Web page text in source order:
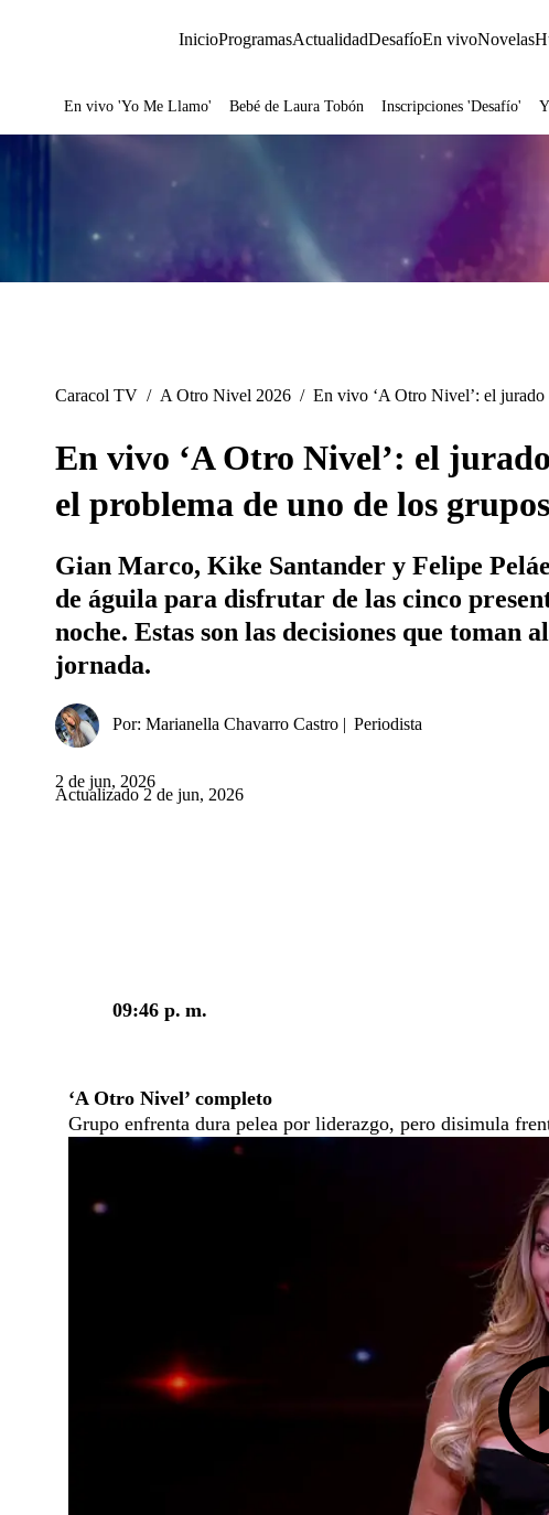
InicioProgramasActualidadDesafíoEn vivoNovelas
Juegos
En vivo 'Yo Me Llamo' Bebé de Laura Tobón Inscripciones 'Desafío'
Caracol TV / A Otro Nivel 2026 / En vivo ‘A Otro Nivel’: el jurado
En vivo ‘A Otro Nivel’: el
el problema de uno de los grupos
Gian Marco, Kike Santander y Felipe
de águila para disfrutar de las cinco
noche. Estas son las decisiones que toman
jornada.
Por: Marianella Chavarro Castro Periodista
2 de jun, 2026
Actualizado 2 de jun, 2026
09:46 p. m.
‘A Otro Nivel’ completo
Grupo enfrenta dura pelea por liderazgo, pero disimula